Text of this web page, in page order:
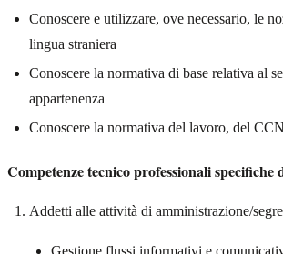
Conoscere e utilizzare, ove necessario, le
lingua straniera
Conoscere la normativa di base relativa al
appartenenza
Conoscere la normativa del lavoro, del
Competenze tecnico professionali
Addetti alle attività di amministrazione/
Gestione flussi informativi e